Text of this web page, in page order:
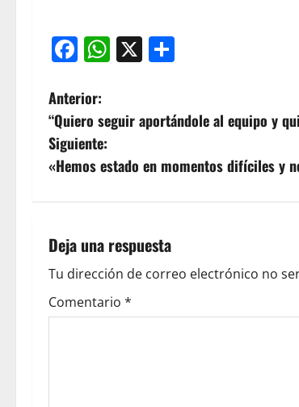
Facebook
WhatsApp
X
Anterior:
“Quiero seguir aportándole al equipo y
Siguiente:
«Hemos estado en momentos difíciles y
Deja una respuesta
Tu dirección de correo electrónico no
Comentario *